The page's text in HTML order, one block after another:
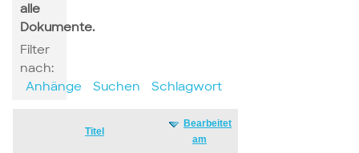
alle
Dokumente.
Filter
nach:
Anhänge
Suchen Schlagwort
Titel
Bearbeitet
am